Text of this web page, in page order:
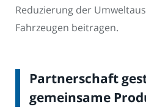
Reduzierung der
Fahrzeugen beitragen.
Partnerschaft
gemeinsame